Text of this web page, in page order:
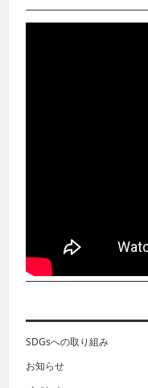
SDGsへの取り組み
お知らせ